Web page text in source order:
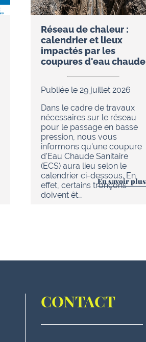
Réseau de chaleur :
calendrier et lieux
impactés par les
coupures d'eau chaude
Publiée le 29 juillet 2026
Dans le cadre de travaux
nécessaires sur le réseau
pour le passage en basse
pression, nous vous
informons qu'une coupure
d'Eau Chaude Sanitaire
(ECS) aura lieu selon le
calendrier ci-dessous. En
effet, certains tronçons
doivent êt…
En savoir plus
CONTACT